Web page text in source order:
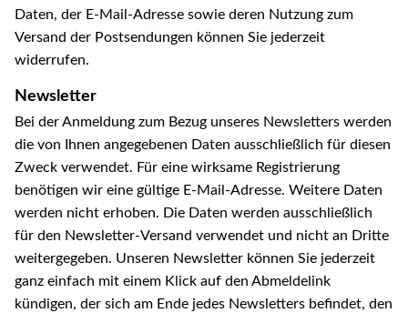
Daten, der E-Mail-Adresse sowie deren Nutzung zum
Versand der Postsendungen können Sie jederzeit
widerrufen.
Newsletter
Bei der Anmeldung zum Bezug unseres Newsletters werden
die von Ihnen angegebenen Daten ausschließlich für diesen
Zweck verwendet. Für eine wirksame Registrierung
benötigen wir eine gültige E-Mail-Adresse. Weitere Daten
werden nicht erhoben. Die Daten werden ausschließlich
für den Newsletter-Versand verwendet und nicht an Dritte
weitergegeben. Unseren Newsletter können Sie jederzeit
ganz einfach mit einem Klick auf den Abmeldelink
kündigen, der sich am Ende jedes Newsletters befindet, den